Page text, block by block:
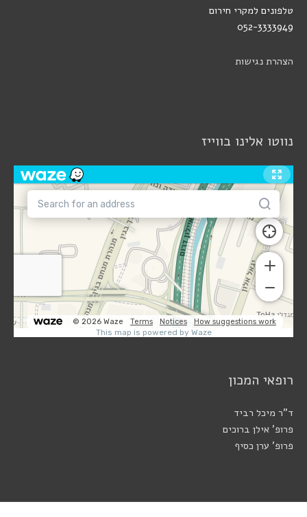
טלפונים למקרי חירום
052-3333949
הצהרת נגישות
נווטו אלינו בווייז
רופאי המכון
ד"ר מיכל רביד
פרופ' אילן ברוכים
פרופ' ערן כסיף